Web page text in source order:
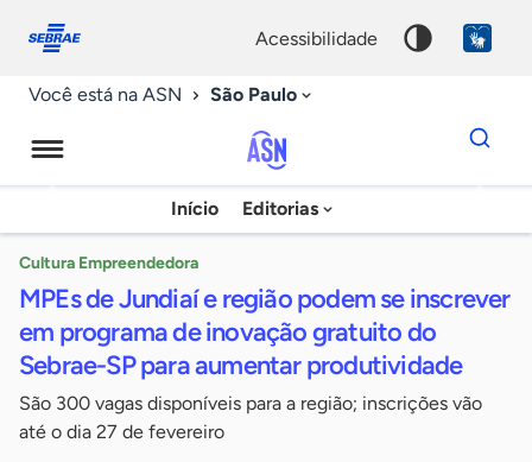
conosco
acessibilidade
Você está na ASN São Paulo
Agência
Sebrae
Notícias
Início Editorias
Dados
para
chave
Cultura Empreendedora
MPEs de Jundiaí e região podem se inscrever
em programa de inovação gratuito do
Sebrae-SP para aumentar produtividade
São 300 vagas disponíveis para a região; inscrições vão
até o dia 27 de fevereiro